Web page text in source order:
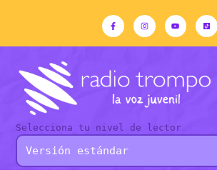
Selecciona tu nivel de lector